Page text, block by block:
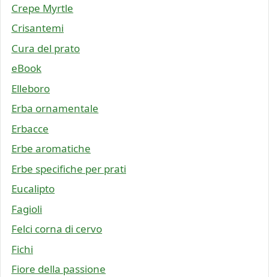
Crepe Myrtle
Crisantemi
Cura del prato
eBook
Elleboro
Erba ornamentale
Erbacce
Erbe aromatiche
Erbe specifiche per prati
Eucalipto
Fagioli
Felci corna di cervo
Fichi
Fiore della passione